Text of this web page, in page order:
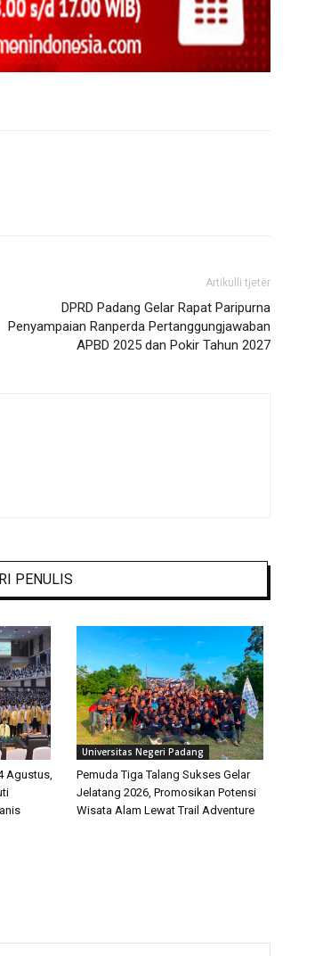
Artikulli tjetër
DPRD Padang Gelar Rapat Paripurna
Penyampaian Ranperda Pertanggungjawaban
APBD 2025 dan Pokir Tahun 2027
PENULIS
Agustus,
Universitas Negeri Padang
Pemuda Tiga Talang Sukses Gelar
Jelatang 2026, Promosikan Potensi
Wisata Alam Lewat Trail Adventure